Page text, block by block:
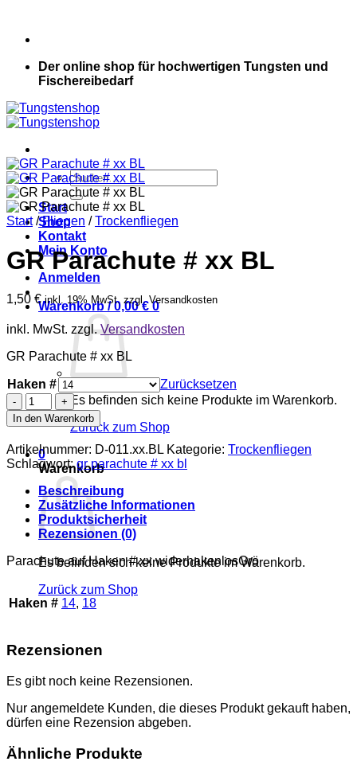
Der online shop für hochwertigen Tungsten und
Fischereibedarf
Suche
nach:
Start
Shop
Kontakt
Mein Konto
Anmelden
Warenkorb /0,00€ 0
Es befinden sich keine Produkte im Warenkorb.
Zurück zum Shop
0
Warenkorb
Es befinden sich keine Produkte im Warenkorb.
Zurück zum Shop
Start / Fliegen / Trockenfliegen
GR Parachute # xx BL
1,50 € inkl. 19% MwSt. zzgl. Versandkosten
inkl. MwSt. zzgl.Versandkosten
GR Parachute # xx BL
Haken #
Zurücksetzen
GR
Parachute
#
xx
BL
Menge
In den Warenkorb
Artikelnummer: D-011.xx.BL Kategorie: Trockenfliegen
Schlagwort:gr parachute # xx bl
Beschreibung
Zusätzliche Informationen
Produktsicherheit
Rezensionen (0)
Parachute auf Haken # xx widerhakenlosGrö
Haken # 14, 18
Rezensionen
Es gibt noch keine Rezensionen.
Nur angemeldete Kunden, die dieses Produkt gekauft haben,
dürfen eine Rezension abgeben.
Ähnliche Produkte